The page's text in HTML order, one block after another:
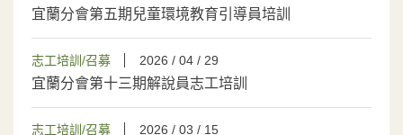
宜蘭分會第五期兒童環境教育引導員培訓
志工培訓/召募 2026 / 04 / 29
宜蘭分會第十三期解說員志工培訓
志工培訓/召募 2026 / 03 / 15